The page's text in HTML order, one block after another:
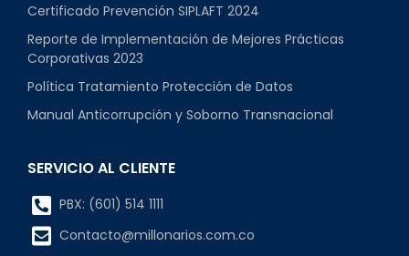
Certificado Prevención SIPLAFT 2024
Reporte de Implementación de Mejores Prácticas
Corporativas 2023
Política Tratamiento Protección de Datos
Manual Anticorrupción y Soborno Transnacional
SERVICIO AL CLIENTE
PBX: (601) 514 1111
Contacto@millonarios.com.co